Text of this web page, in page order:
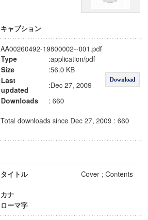
キャプション
AA00260492-19800002--001.pdf
Type
:application/pdf
Download
Size
:56.0 KB
Last
updated
:Dec 27, 2009
Downloads
: 660
Total downloads since Dec 27, 2009 : 660
タイトル Cover ; Contents
カナ
ローマ字